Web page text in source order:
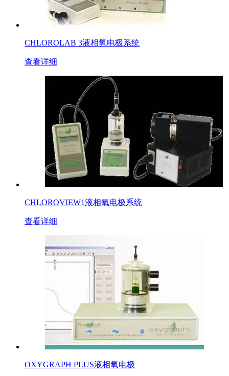
CHLOROLAB 3液相氧电极系统
查看详细
CHLOROVIEW1液相氧电极系统
查看详细
OXYGRAPH PLUS液相氧电极